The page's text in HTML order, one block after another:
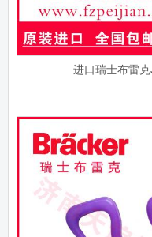
进口瑞士布雷